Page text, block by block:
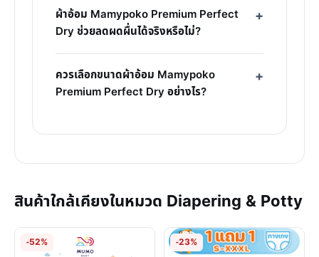
ผ้าอ้อม Mamypoko Premium Perfect
Dry ช่วยลดผดผื่นได้จริงหรือไม่?
ควรเลือกขนาดผ้าอ้อม Mamypoko
Premium Perfect Dry อย่างไร?
สินค้าใกล้เคียงในหมวด Diapering & Potty
-52% -23%